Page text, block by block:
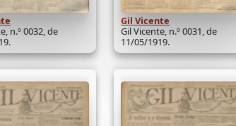
n.º 0032, de
Gil Vicente
Gil Vicente, n.º 0031, de
11/05/1919.